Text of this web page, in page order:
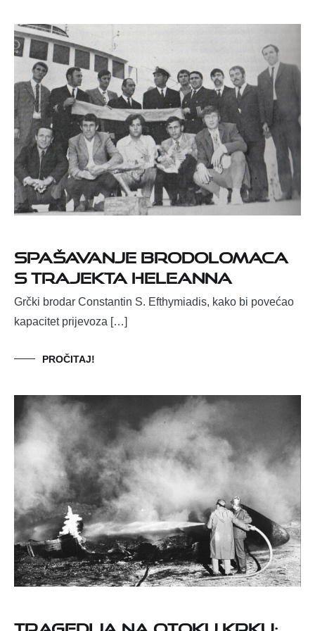
Spašavanje brodolomaca
s trajekta Heleanna
Grčki brodar Constantin S. Efthymiadis, kako bi povećao
kapacitet prijevoza […]
PROČITAJ!
Tragedija na otoku Krku: